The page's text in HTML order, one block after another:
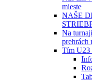
mieste
NAŠE
Na
prehrách
Tím U23